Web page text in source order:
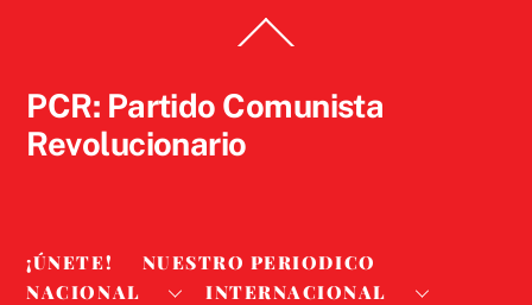
To
PCR: Partido Comunista
Revolucionario
¡ÚNETE!
NUESTRO PERIODICO
NACIONAL
INTERNACIONAL